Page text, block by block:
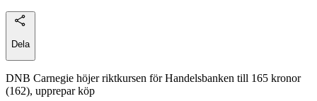
Dela
DNB Carnegie höjer riktkursen för Handelsbanken till 165 kronor
(162), upprepar köp